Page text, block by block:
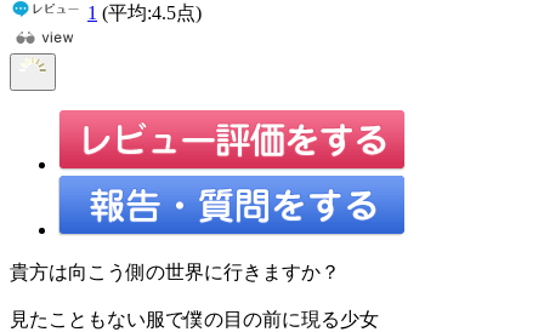
1 (平均:4.5点)
貴方は向こう側の世界に行きますか？
見たこともない服で僕の目の前に現る少女